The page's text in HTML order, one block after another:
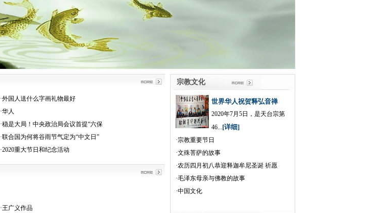
·外国人送什么字画礼物最好
·华人
·稳是大局！中央政治局会议首提“六保
·联合国为何将谷雨节气定为“中文日”
·2020重大节日和纪念活动
·王广义作品
宗教文化
世界华人祝贺释弘音禅
2020年7月5日，是天台宗第
46...[详细]
·宗教重要节日
·文殊菩萨的故事
·农历四月初八恭迎释迦牟尼圣诞 祈愿
·毛泽东母亲与佛教的故事
·中国文化